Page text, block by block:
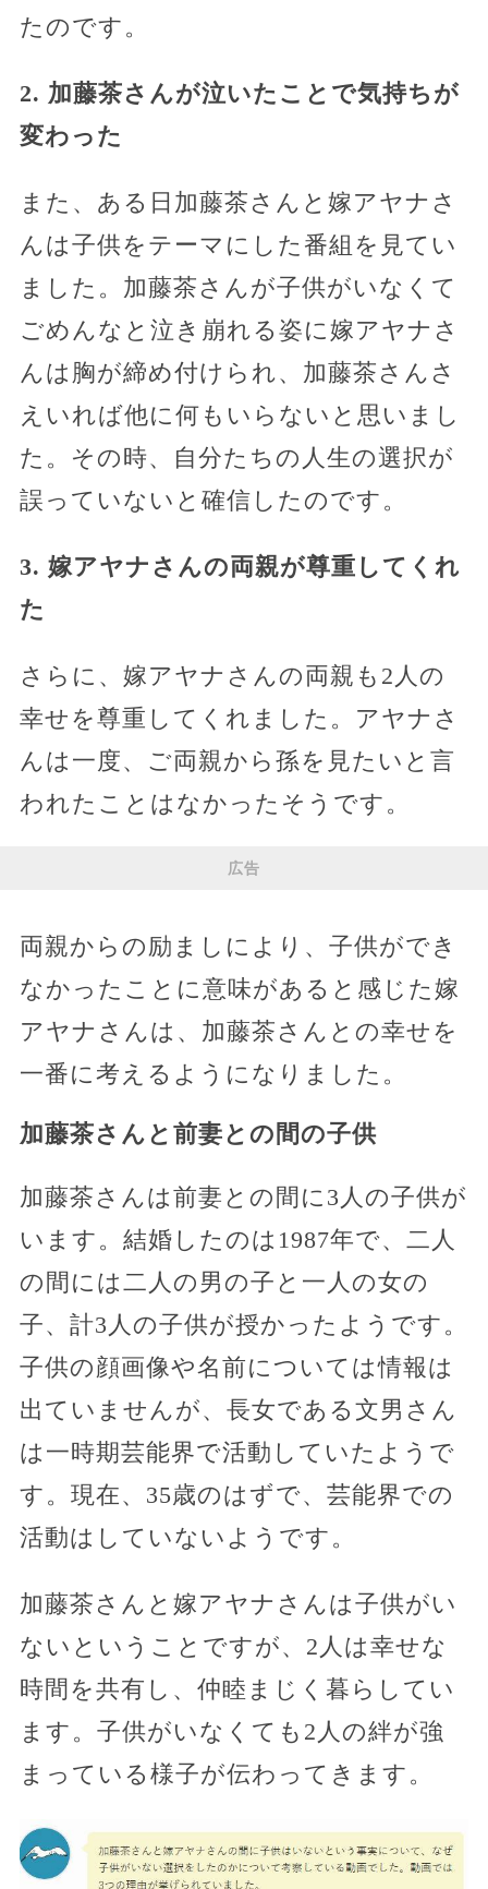
たのです。
2. 加藤茶さんが泣いたことで気持ちが
変わった
また、ある日加藤茶さんと嫁アヤナさ
んは子供をテーマにした番組を見てい
ました。加藤茶さんが子供がいなくて
ごめんなと泣き崩れる姿に嫁アヤナさ
んは胸が締め付けられ、加藤茶さんさ
えいれば他に何もいらないと思いまし
た。その時、自分たちの人生の選択が
誤っていないと確信したのです。
3. 嫁アヤナさんの両親が尊重してくれ
た
さらに、嫁アヤナさんの両親も2人の
幸せを尊重してくれました。アヤナさ
んは一度、ご両親から孫を見たいと言
われたことはなかったそうです。
広告
両親からの励ましにより、子供ができ
なかったことに意味があると感じた嫁
アヤナさんは、加藤茶さんとの幸せを
一番に考えるようになりました。
加藤茶さんと前妻との間の子供
加藤茶さんは前妻との間に3人の子供が
います。結婚したのは1987年で、二人
の間には二人の男の子と一人の女の
子、計3人の子供が授かったようです。
子供の顔画像や名前については情報は
出ていませんが、長女である文男さん
は一時期芸能界で活動していたようで
す。現在、35歳のはずで、芸能界での
活動はしていないようです。
加藤茶さんと嫁アヤナさんは子供がい
ないということですが、2人は幸せな
時間を共有し、仲睦まじく暮らしてい
ます。子供がいなくても2人の絆が強
まっている様子が伝わってきます。